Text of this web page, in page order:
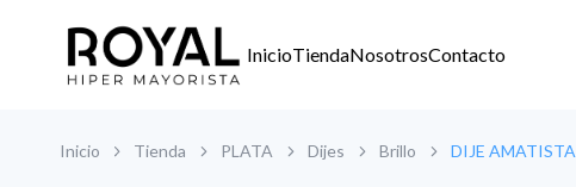
InicioTiendaNosotrosContacto
Inicio Tienda PLATA Dijes Brillo DIJE AMATISTA